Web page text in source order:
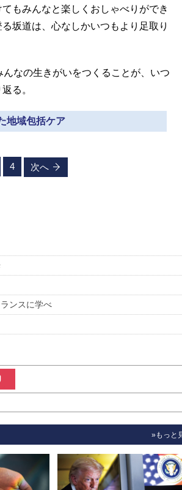
もみんなと楽しくおしゃべりができ
坂道は、心なしかいつもより足取り
なの生きがいをつくることが、いつ
る。
地域包括ケア
4 次へ
ンスに学べ
»もっと